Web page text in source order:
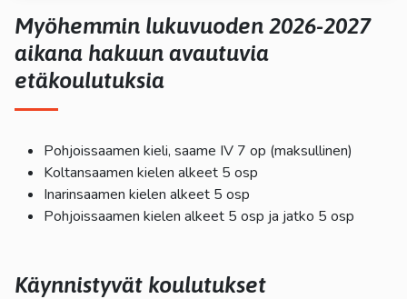
Myöhemmin lukuvuoden 2026-2027
aikana hakuun avautuvia
etäkoulutuksia
Pohjoissaamen kieli, saame IV 7 op (maksullinen)
Koltansaamen kielen alkeet 5 osp
Inarinsaamen kielen alkeet 5 osp
Pohjoissaamen kielen alkeet 5 osp ja jatko 5 osp
Käynnistyvät koulutukset